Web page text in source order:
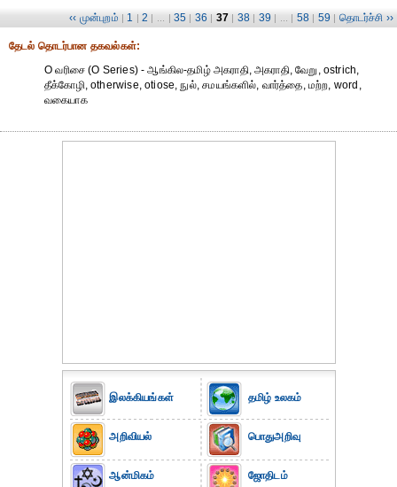
‹‹ முன்புறம் | 1 | 2 | ... | 35 | 36 | 37 | 38 | 39 | ... | 58 | 59 | தொடர்ச்சி ››
தேட‌ல் தொட‌ர்பான தகவ‌ல்க‌ள்:
O வரிசை (O Series) - ஆங்கில-தமிழ் அகராதி, அகராதி, வேறு, ostrich,
தீக்கோழி, otherwise, otiose, நுல், சமயங்களில், வார்த்தை, மற்ற, word,
வகையாக
இலக்கியங்கள்
அறிவியல்
ஆன்மிகம்
தமிழ் உலகம்
பொதுஅறிவு
ஜோதிடம்